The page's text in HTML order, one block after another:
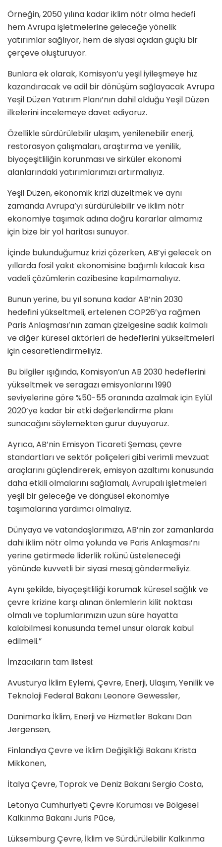
Örneğin, 2050 yılına kadar iklim nötr olma hedefi
hem Avrupa işletmelerine geleceğe yönelik
yatırımlar sağlıyor, hem de siyasi açıdan güçlü bir
çerçeve oluşturuyor.
Bunlara ek olarak, Komisyon’u yeşil iyileşmeye hız
kazandıracak ve adil bir dönüşüm sağlayacak Avrupa
Yeşil Düzen Yatırım Planı’nın dahil olduğu Yeşil Düzen
ilkelerini incelemeye davet ediyoruz.
Özellikle sürdürülebilir ulaşım, yenilenebilir enerji,
restorasyon çalışmaları, araştırma ve yenilik,
biyoçeşitliliğin korunması ve sirküler ekonomi
alanlarındaki yatırımlarımızı artırmalıyız.
Yeşil Düzen, ekonomik krizi düzeltmek ve aynı
zamanda Avrupa’yı sürdürülebilir ve iklim nötr
ekonomiye taşımak adına doğru kararlar almamız
için bize bir yol haritası sunuyor.
İçinde bulunduğumuz krizi çözerken, AB’yi gelecek on
yıllarda fosil yakıt ekonomisine bağımlı kılacak kısa
vadeli çözümlerin cazibesine kapılmamalıyız.
Bunun yerine, bu yıl sonuna kadar AB’nin 2030
hedefini yükseltmeli, ertelenen COP26’ya rağmen
Paris Anlaşması’nın zaman çizelgesine sadık kalmalı
ve diğer küresel aktörleri de hedeflerini yükseltmeleri
için cesaretlendirmeliyiz.
Bu bilgiler ışığında, Komisyon’un AB 2030 hedeflerini
yükseltmek ve seragazı emisyonlarını 1990
seviyelerine göre %50-55 oranında azalmak için Eylül
2020’ye kadar bir etki değerlendirme planı
sunacağını söylemekten gurur duyuyoruz.
Ayrıca, AB’nin Emisyon Ticareti Şeması, çevre
standartları ve sektör poliçeleri gibi verimli mevzuat
araçlarını güçlendirerek, emisyon azaltımı konusunda
daha etkili olmalarını sağlamalı, Avrupalı işletmeleri
yeşil bir geleceğe ve döngüsel ekonomiye
taşımalarına yardımcı olmalıyız.
Dünyaya ve vatandaşlarımıza, AB’nin zor zamanlarda
dahi iklim nötr olma yolunda ve Paris Anlaşması’nı
yerine getirmede liderlik rolünü üsteleneceği
yönünde kuvvetli bir siyasi mesaj göndermeliyiz.
Aynı şekilde, biyoçeşitliliği korumak küresel sağlık ve
çevre krizine karşı alınan önlemlerin kilit noktası
olmalı ve toplumlarımızın uzun süre hayatta
kalabilmesi konusunda temel unsur olarak kabul
edilmeli.”
İmzacıların tam listesi:
Avusturya İklim Eylemi, Çevre, Enerji, Ulaşım, Yenilik ve
Teknoloji Federal Bakanı Leonore Gewessler,
Danimarka İklim, Enerji ve Hizmetler Bakanı Dan
Jørgensen,
Finlandiya Çevre ve İklim Değişikliği Bakanı Krista
Mikkonen,
İtalya Çevre, Toprak ve Deniz Bakanı Sergio Costa,
Letonya Cumhuriyeti Çevre Koruması ve Bölgesel
Kalkınma BakanıJuris Pūce,
Lüksemburg Çevre, İklim ve Sürdürülebilir Kalkınma